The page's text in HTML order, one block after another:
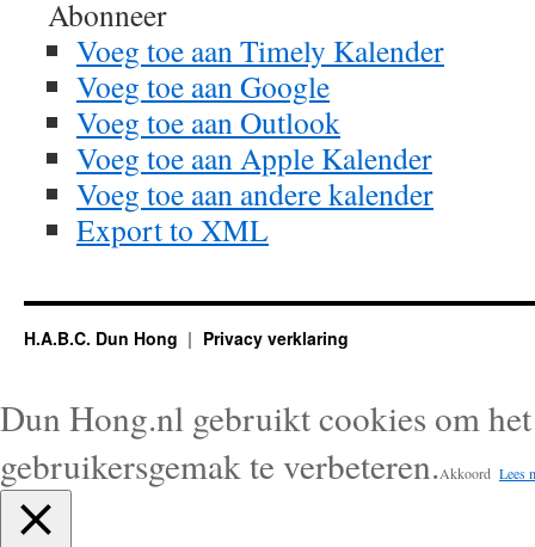
Abonneer
Voeg toe aan Timely Kalender
Voeg toe aan Google
Voeg toe aan Outlook
Voeg toe aan Apple Kalender
Voeg toe aan andere kalender
Export to XML
H.A.B.C. Dun Hong Privacy verklaring
Dun Hong.nl gebruikt cookies om
gebruikersgemak te verbeteren.Akkoord Lees